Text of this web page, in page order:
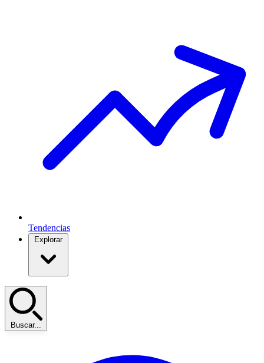
Tendencias
Explorar
Buscar...